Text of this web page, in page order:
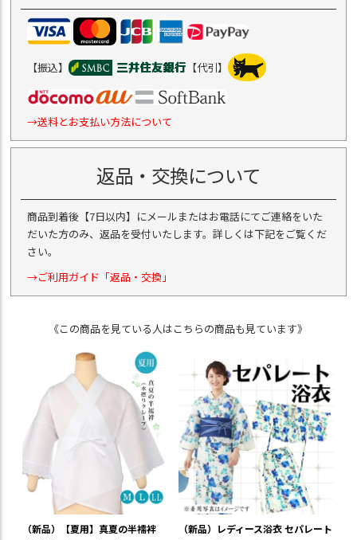
【振込】 【代引】
→送料とお支払い方法について
返品・交換について
商品到着後【7日以内】にメールまたはお電話にてご連絡をいた
だいた方のみ、返品を受付いたします。詳しくは下記をご覧くだ
さい。
→ご利用ガイド「返品・交換」
《この商品を見ている人はこちらの商品も見ています》
（新品）【夏用】真夏の半襦袢
（新品）レディース浴衣 セパレート